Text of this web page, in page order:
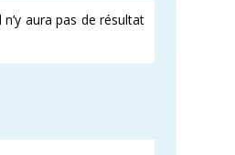
n’y aura pas de résultat